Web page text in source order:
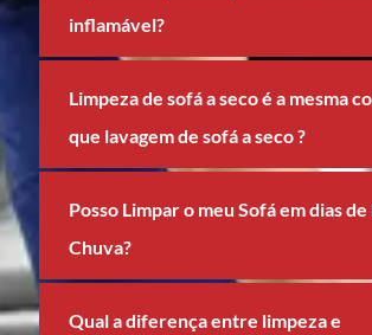
inflamável?
Limpeza de sofá a seco é a mesma
que lavagem de sofá a seco ?
Posso Limpar o meu Sofá em dias
Chuva?
Qual a diferença entre limpeza e